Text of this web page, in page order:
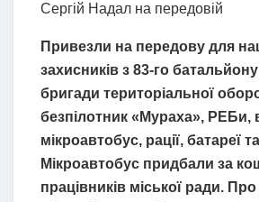
Сергій Надал на передовій
Привезли на передову для
захисників з 83-го
бригади територіальної
безпілотник «Мураха», РЕБи,
мікроавтобус, рації, батареї
Мікроавтобус придбали за
працівників міської ради.